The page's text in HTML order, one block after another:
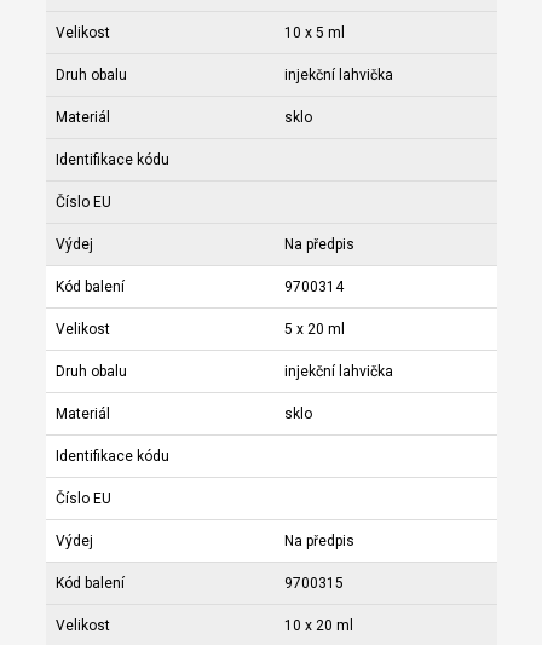
Velikost 10 x 5 ml
Druh obalu injekční lahvička
Materiál sklo
Identifikace kódu
Číslo EU
Výdej Na předpis
Kód balení 9700314
Velikost 5 x 20 ml
Druh obalu injekční lahvička
Materiál sklo
Identifikace kódu
Číslo EU
Výdej Na předpis
Kód balení 9700315
Velikost 10 x 20 ml